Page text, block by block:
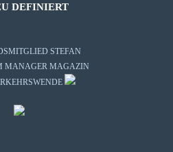
DEFINIERT
STEFAN
MANAGER MAGAZIN